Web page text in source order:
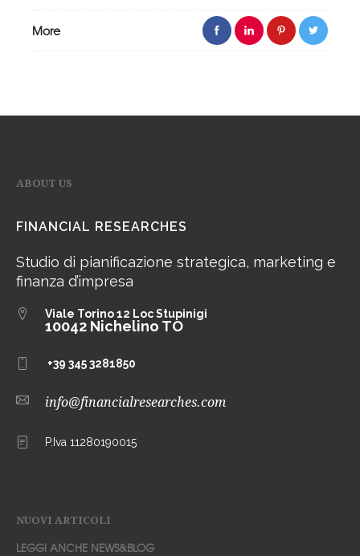
More
ABOUT US
FINANCIAL RESEARCHES
Studio di pianificazione strategica, marketing e
finanza d’impresa
Viale Torino 12 Loc Stupinigi
10042 Nichelino TO
+39 345 3281850
info@financialresearches.com
P.Iva 11280190015
NUOVI ARTICOLI
LEGGI ANCHE NEWS&BLOG